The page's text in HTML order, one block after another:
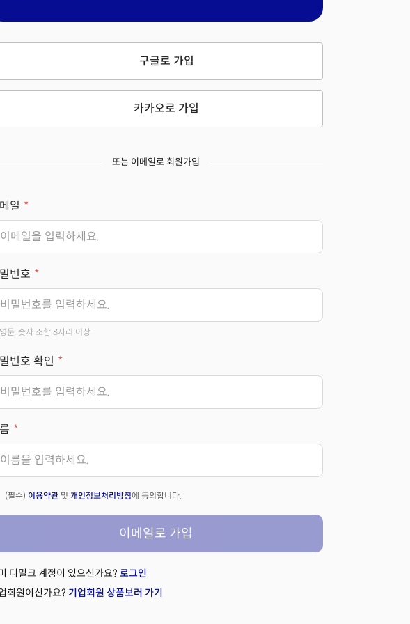
구글로 가입
카카오로 가입
또는 이메일로 회원가입
일
번호
영문, 숫자 조합 8자리 이상
번호 확인
(필수) 이용약관 및 개인정보처리방침에 동의합니다.
이메일로 가입
더밀크 계정이 있으신가요? 로그인
회원이신가요? 기업회원 상품보러 가기